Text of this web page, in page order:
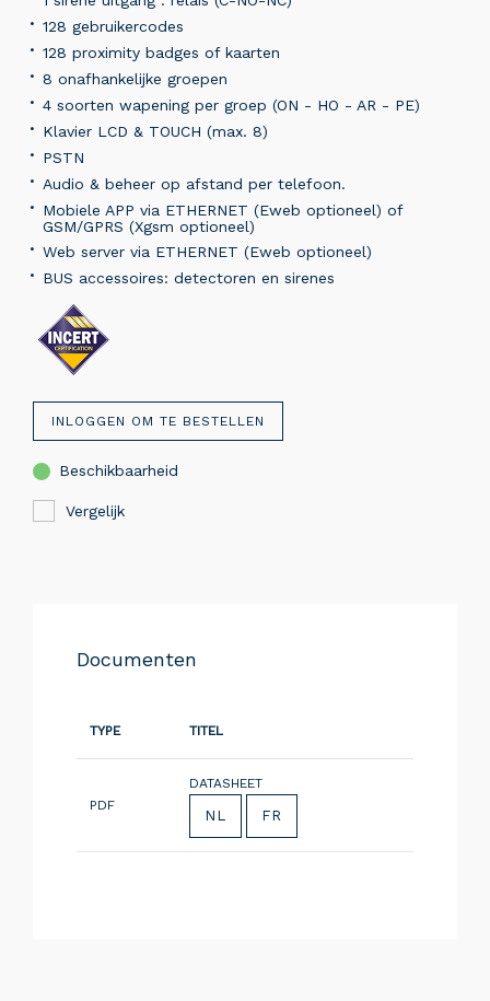
128 gebruikercodes
128 proximity badges of kaarten
8 onafhankelijke groepen
4 soorten wapening per groep (ON - HO - AR - PE)
Klavier LCD & TOUCH (max. 8)
PSTN
Audio & beheer op afstand per telefoon.
Mobiele APP via ETHERNET (Eweb optioneel) of
GSM/GPRS (Xgsm optioneel)
Web server via ETHERNET (Eweb optioneel)
BUS accessoires: detectoren en sirenes
INLOGGEN OM TE BESTELLEN
Beschikbaarheid
Vergelijk
Documenten
TYPE TITEL
PDF
DATASHEET
NL FR